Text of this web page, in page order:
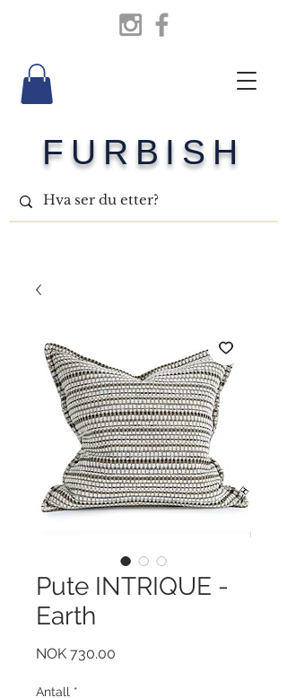
FURBISH
Pute INTRIQUE -
Earth
NOK 730.00
Antall *